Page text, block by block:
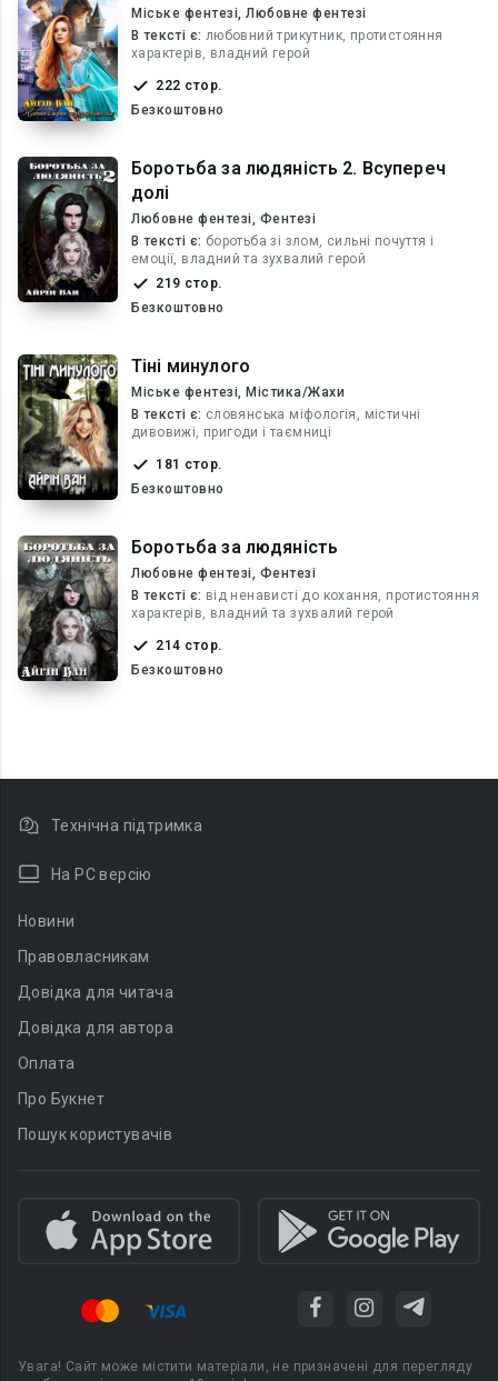
Міське фентезі, Любовне фентезі
В текcті є: любовний трикутник, протистояння
характерів, владний герой
222 стор.
Безкоштовно
Боротьба за людяність 2. Всупереч
долі
Любовне фентезі, Фентезі
В текcті є: боротьба зі злом, сильні почуття і
емоції, владний та зухвалий герой
219 стор.
Безкоштовно
Тіні минулого
Міське фентезі, Містика/Жахи
В текcті є: словянська міфологія, містичні
дивовижі, пригоди і таємниці
181 стор.
Безкоштовно
Боротьба за людяність
Любовне фентезі, Фентезі
В текcті є: від ненависті до кохання, протистояння
характерів, владний та зухвалий герой
214 стор.
Безкоштовно
Технічна підтримка
На PC версію
Новини
Правовласникам
Довідка для читача
Довідка для автора
Оплата
Про Букнет
Пошук користувачів
Увага! Сайт може містити матеріали, не призначені для перегляду